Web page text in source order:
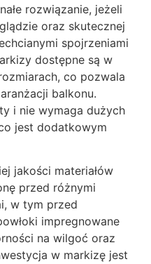
rozwiązanie, jeżeli
oraz skutecznej
spojrzeniami
dostępne są w
co pozwala
balkonu.
i nie wymaga dużych
jest dodatkowym
jakości materiałów
przed różnymi
w tym przed
impregnowane
na wilgoć oraz
w markizę jest